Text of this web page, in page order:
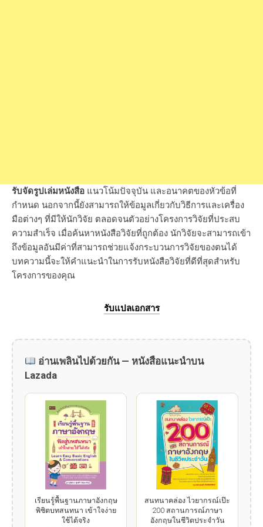
รับจัดรูปเล่มหนังสือ แนวโน้มปัจจุบัน และอนาคตของหัวข้อที่
กำหนด นอกจากนี้ยังสามารถให้ข้อมูลเกี่ยวกับวิธีการและเครื่อง
มือต่างๆ ที่มีให้นักวิจัย ตลอดจนตัวอย่างโครงการวิจัยที่ประสบ
ความสำเร็จ เมื่อค้นหาหนังสือวิจัยที่ถูกต้อง นักวิจัยจะสามารถเข้า
ถึงข้อมูลอันมีค่าที่สามารถช่วยแจ้งกระบวนการวิจัยของตนได้
บทความนี้จะให้คำแนะนำในการรับหนังสือวิจัยที่ดีที่สุดสำหรับ
โครงการของคุณ
รับแปลเอกสาร
อ่านเพลินไปด้วยกัน — หนังสือแนะนำบน
Lazada
เรียนรู้พื้นฐานภาษาอังกฤษ
พิชิตบทสนทนา เข้าใจง่าย
ใช้ได้จริง
สนทนาคล่อง ไวยากรณ์เป๊ะ
200 สถานการณ์ภาษา
อังกฤษในชีวิตประจำวัน